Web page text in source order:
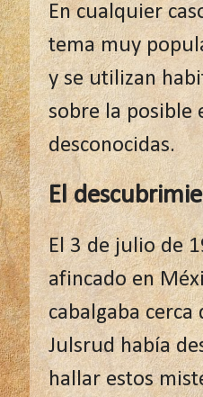
En cualquier
tema muy
y se utilizan
sobre la posible
desconocidas.
El
El 3 de julio de
afincado en
cabalgaba
Julsrud había
hallar estos